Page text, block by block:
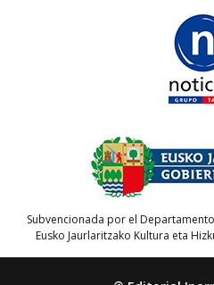
Subvencionada por el
Eusko Jaurlaritzako Kultura eta